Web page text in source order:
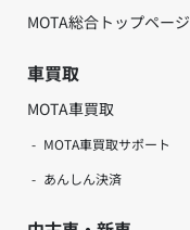
MOTA総合トップページ
車買取
MOTA車買取
MOTA車買取サポート
あんしん決済